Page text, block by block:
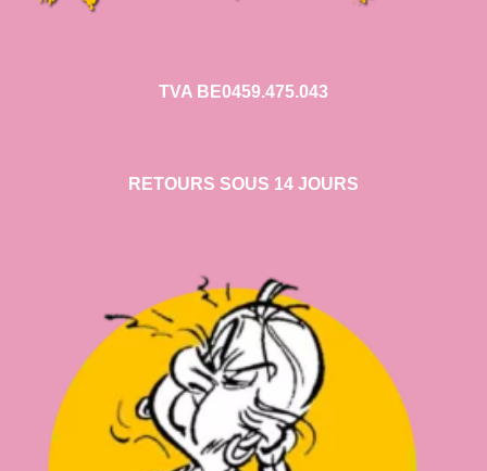
TVA BE0459.475.043
RETOURS SOUS 14 JOURS